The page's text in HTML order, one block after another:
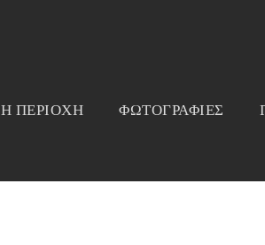
Η ΠΕΡΙΟΧΗ ΦΩΤΟΓΡΑΦΙΕΣ